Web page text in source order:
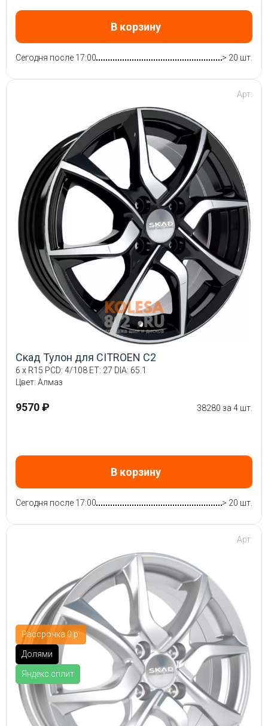
В корзину
Сегодня после 17:00 > 20 шт.
Арт:
Скад Тулон для CITROEN C2
6 x R15 PCD: 4/108 ET: 27 DIA: 65.1
Цвет: Алмаз
9570 ₽ 38280 за 4 шт.
В корзину
Сегодня после 17:00 > 20 шт.
Рассрочка 0 р.
Долями
Яндекс.сплит
Арт: